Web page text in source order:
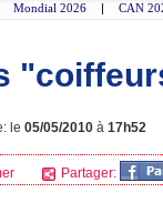
Mondial 2026 | CAN
le 05/05/2010 à 17h52
Partager: